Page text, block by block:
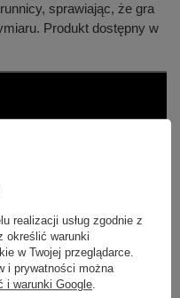
sprawiając, że gra
Produkt dostępny w
realizacji usług zgodnie z
określić warunki
w Twojej przeglądarce.
i prywatności można
i warunki Google